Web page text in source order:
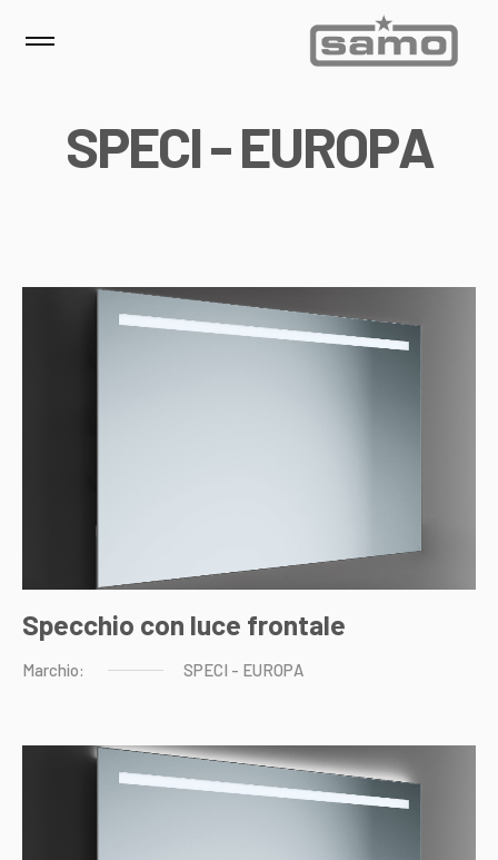
SPECI-EUROPA
Specchio con luce frontale
Marchio: SPECI - EUROPA